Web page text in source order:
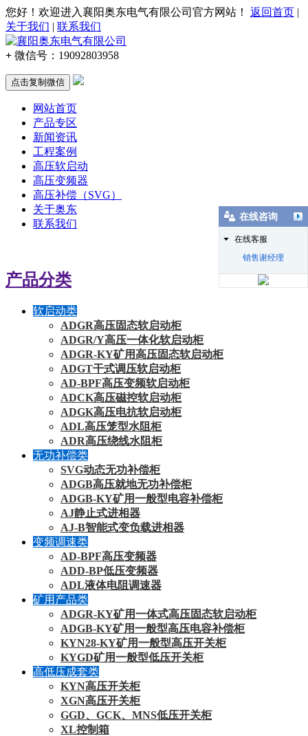
您好！欢迎进入襄阳奥东电气有限公司官方网站！ 返回首页 |
关于我们 | 联系我们
+ 微信号： 19092803958
点击复制微信
网站首页
产品专区
新闻资讯
工程案例
高压软启动
高压变频器
高压补偿（SVG）
关于奥东
联系我们
产品分类
软启动类
ADGR高压固态软启动柜
ADGR/Y高压一体化软启动柜
ADGR-KY矿用高压固态软启动柜
ADGT干式调压软启动柜
AD-BPF高压变频软启动柜
ADCK高压磁控软启动柜
ADGK高压电抗软启动柜
ADL高压笼型水阻柜
ADR高压绕线水阻柜
无功补偿类
SVG动态无功补偿柜
ADGB高压就地无功补偿柜
ADGB-KY矿用一般型电容补偿柜
AJ静止式进相器
AJ-B智能式变负载进相器
变频调速类
AD-BPF高压变频器
ADD-BP低压变频器
ADL液体电阻调速器
矿用产品类
ADGR-KY矿用一体式高压固态软启动柜
ADGB-KY矿用一般型高压电容补偿柜
KYN28-KY矿用一般型高压开关柜
KYGD矿用一般型低压开关柜
高低压成套类
KYN高压开关柜
XGN高压开关柜
GGD、GCK、MNS低压开关柜
XL控制箱
在线咨询
在线客服
销售谢经理